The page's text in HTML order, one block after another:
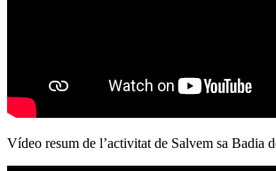
Vídeo resum de l’activitat de Salvem sa Badia